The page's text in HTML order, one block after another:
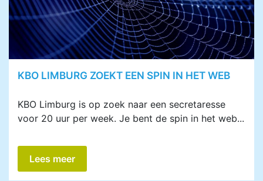
KBO LIMBURG ZOEKT EEN SPIN IN HET WEB
KBO Limburg is op zoek naar een secretaresse
voor 20 uur per week. Je bent de spin in het web...
Lees meer